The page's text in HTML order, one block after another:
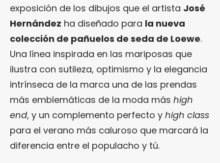
exposición de los dibujos que el artista José
Hernández ha diseñado para la nueva
colección de pañuelos de seda de Loewe.
Una línea inspirada en las mariposas que
ilustra con sutileza, optimismo y la elegancia
intrínseca de la marca una de las prendas
más emblemáticas de la moda más high
end, y un complemento perfecto y high class
para el verano más caluroso que marcará la
diferencia entre el populacho y tú.